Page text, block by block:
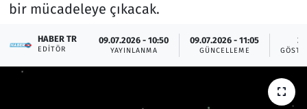
bir mücadeleye çıkacak.
HABER TR
EDITÖR
09.07.2026 - 10:50
YAYINLANMA
09.07.2026 - 11:05
GÜNCELLEME
3
Yaşam
Hava Durumu
Haber Arşivi